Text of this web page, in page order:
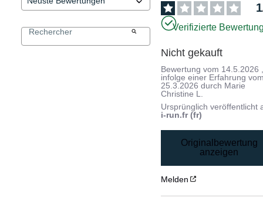
1
Verifizierte
Nicht gekauft
Bewertung vom 14.5.2026
infolge einer Erfahrung
25.3.2026 durch Marie
Christine L.
Ursprünglich veröffentlicht
i-run.fr (fr)
Originalbewertung
anzeigen
Melden